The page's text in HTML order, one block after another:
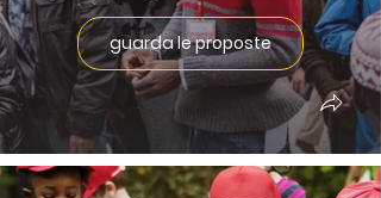
guarda le proposte